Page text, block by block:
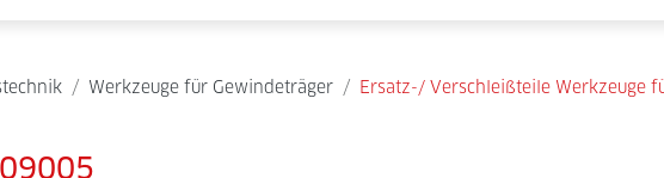
/ Werkzeuge für Gewindeträger / Ersatz-/ Verschleißteile Werkzeuge